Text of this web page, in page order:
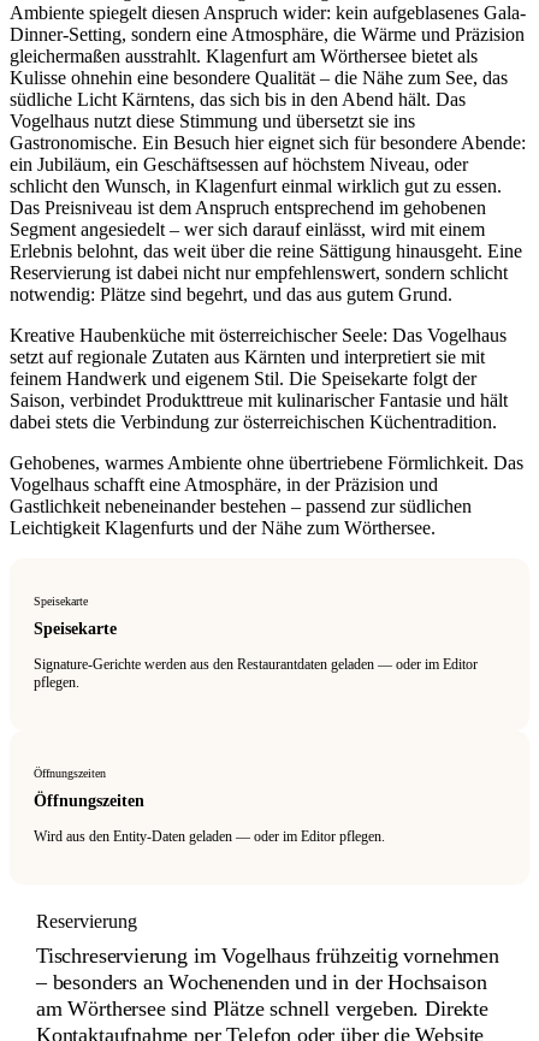
Ambiente spiegelt diesen Anspruch wider: kein aufgeblasenes Gala-
Dinner-Setting, sondern eine Atmosphäre, die Wärme und Präzision
gleichermaßen ausstrahlt. Klagenfurt am Wörthersee bietet als
Kulisse ohnehin eine besondere Qualität – die Nähe zum See, das
südliche Licht Kärntens, das sich bis in den Abend hält. Das
Vogelhaus nutzt diese Stimmung und übersetzt sie ins
Gastronomische. Ein Besuch hier eignet sich für besondere Abende:
ein Jubiläum, ein Geschäftsessen auf höchstem Niveau, oder
schlicht den Wunsch, in Klagenfurt einmal wirklich gut zu essen.
Das Preisniveau ist dem Anspruch entsprechend im gehobenen
Segment angesiedelt – wer sich darauf einlässt, wird mit einem
Erlebnis belohnt, das weit über die reine Sättigung hinausgeht. Eine
Reservierung ist dabei nicht nur empfehlenswert, sondern schlicht
notwendig: Plätze sind begehrt, und das aus gutem Grund.
Kreative Haubenküche mit österreichischer Seele: Das Vogelhaus
setzt auf regionale Zutaten aus Kärnten und interpretiert sie mit
feinem Handwerk und eigenem Stil. Die Speisekarte folgt der
Saison, verbindet Produkttreue mit kulinarischer Fantasie und hält
dabei stets die Verbindung zur österreichischen Küchentradition.
Gehobenes, warmes Ambiente ohne übertriebene Förmlichkeit. Das
Vogelhaus schafft eine Atmosphäre, in der Präzision und
Gastlichkeit nebeneinander bestehen – passend zur südlichen
Leichtigkeit Klagenfurts und der Nähe zum Wörthersee.
Speisekarte
Speisekarte
Signature-Gerichte werden aus den Restaurantdaten geladen — oder im Editor
pflegen.
Öffnungszeiten
Öffnungszeiten
Wird aus den Entity-Daten geladen — oder im Editor pflegen.
Reservierung
Tischreservierung im Vogelhaus frühzeitig vornehmen
– besonders an Wochenenden und in der Hochsaison
am Wörthersee sind Plätze schnell vergeben. Direkte
Kontaktaufnahme per Telefon oder über die Website